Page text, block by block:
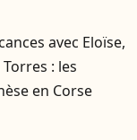
avec Eloïse,
: les
en Corse